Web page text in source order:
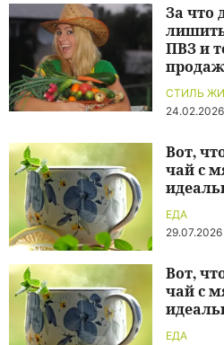
СТИЛЬ
24.02.2026
За что
лишить
ПВЗ и
ЕДА
Вот,
чай с
ЕДА
Вот,
чай с